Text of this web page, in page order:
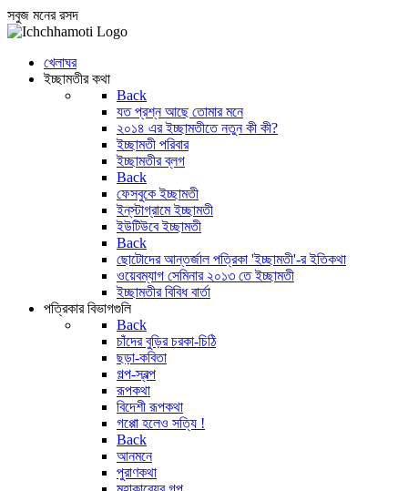
সবুজ মনের রসদ
খেলাঘর
ইচ্ছামতীর কথা
Back
যত প্রশ্ন আছে তোমার মনে
২০১৪ এর ইচ্ছামতীতে নতুন কী কী?
ইচ্ছামতী পরিবার
ইচ্ছামতীর ব্লগ
Back
ফেসবুকে ইচ্ছামতী
ইন্‌স্টাগ্রামে ইচ্ছামতী
ইউটিউবে ইচ্ছামতী
Back
ছোটোদের আন্তর্জাল পত্রিকা 'ইচ্ছামতী'-র ইতিকথা
ওয়েবম্যাগ সেমিনার ২০১৩ তে ইচ্ছামতী
ইচ্ছামতীর বিবিধ বার্তা
পত্রিকার বিভাগগুলি
Back
চাঁদের বুড়ির চরকা-চিঠি
ছড়া-কবিতা
গল্প-স্বল্প
রূপকথা
বিদেশী রূপকথা
গপ্পো হলেও সত্যি !
Back
আনমনে
পুরাণকথা